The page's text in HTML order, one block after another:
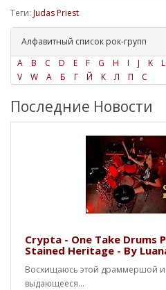
Теги: Judas Priest
Алфавитный список рок-групп
A
B C D E F G H I J K L
V
W А Б Г Й К Л П С
Последние Новости
Crypta - One Take Drums
Stained Heritage - By
Восхищаюсь этой драммершой
выдающееся...